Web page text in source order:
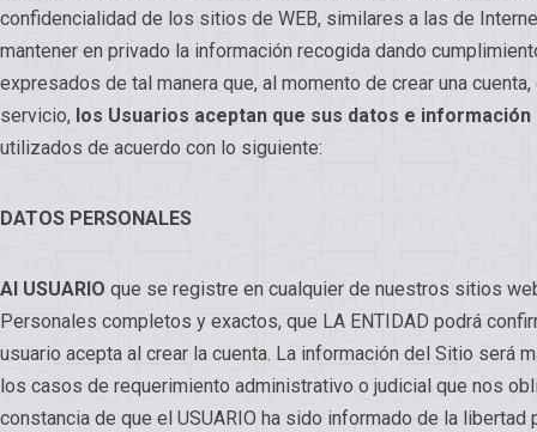
confidencialidad de los sitios de WEB, similares a las de
mantener en privado la información recogida dando
expresados de tal manera que, al momento de crear una
servicio, los Usuarios aceptan que sus datos e
utilizados de acuerdo con lo siguiente:
DATOS PERSONALES
Al USUARIO que se registre en cualquier de nuestros sitios
Personales completos y exactos, que LA ENTIDAD podrá
usuario acepta al crear la cuenta. La información del Sitio será
los casos de requerimiento administrativo o judicial que nos
constancia de que el USUARIO ha sido informado de la libertad